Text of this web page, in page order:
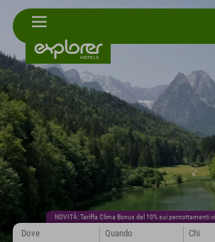
NOVITÀ: Tariffa Clima Bonus del 10% sui pernottamenti
Dove Quando Chi